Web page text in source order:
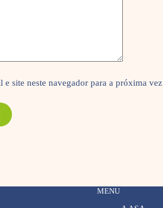
e site neste navegador para a próxima
MENU